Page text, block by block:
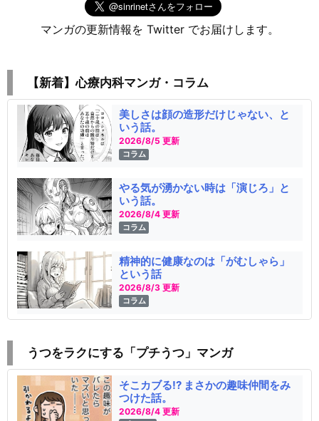
マンガの更新情報を Twitter でお届けします。
【新着】心療内科マンガ・コラム
美しさは顔の造形だけじゃない、と
いう話。
2026/8/5 更新
コラム
やる気が湧かない時は「演じろ」と
いう話。
2026/8/4 更新
コラム
精神的に健康なのは「がむしゃら」
という話
2026/8/3 更新
コラム
うつをラクにする「プチうつ」マンガ
そこカブる!? まさかの趣味仲間をみ
つけた話。
2026/8/4 更新